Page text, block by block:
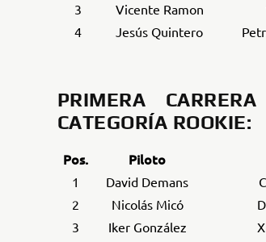
3
Vicente Ramon
4
Jesús Quintero
PRIMERA
CATEGORÍA ROOKIE:
Pos. Piloto
1 David Demans
2
Nicolás Micó
3
Iker González